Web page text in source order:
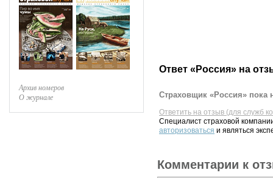
Архив номеров
О журнале
Ответ «Россия» на
Страховщик «Россия» пока
Ответить на отзыв (для служб
Специалист страховой
авторизоваться и являться
Комментарии к